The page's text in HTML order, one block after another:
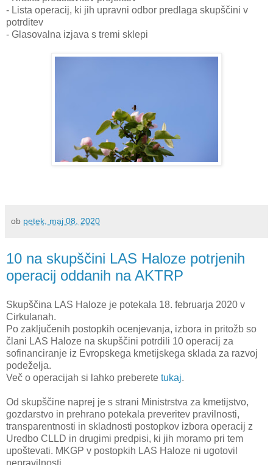
- Lista operacij, ki jih upravni odbor predlaga skupščini v
potrditev
- Glasovalna izjava s tremi sklepi
ob petek, maj 08, 2020
10 na skupščini LAS Haloze potrjenih
operacij oddanih na AKTRP
Skupščina LAS Haloze je potekala 18. februarja 2020 v
Cirkulanah.
Po zaključenih postopkih ocenjevanja, izbora in pritožb so
člani LAS Haloze na skupščini potrdili 10 operacij za
sofinanciranje iz Evropskega kmetijskega sklada za razvoj
podeželja.
Več o operacijah si lahko preberete tukaj.
Od skupščine naprej je s strani Ministrstva za kmetijstvo,
gozdarstvo in prehrano potekala preveritev pravilnosti,
transparentnosti in skladnosti postopkov izbora operacij z
Uredbo CLLD in drugimi predpisi, ki jih moramo pri tem
upoštevati. MKGP v postopkih LAS Haloze ni ugotovil
nepravilnosti.